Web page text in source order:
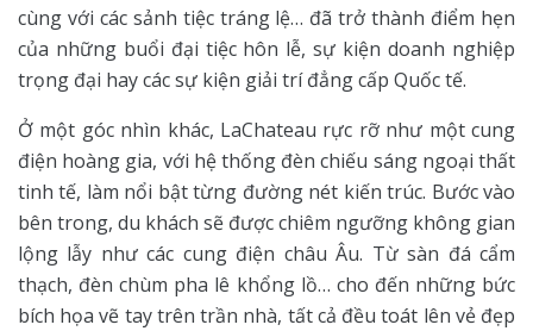
cùng với các sảnh tiệc tráng lệ… đã trở thành điểm hẹn
của những buổi đại tiệc hôn lễ, sự kiện doanh nghiệp
trọng đại hay các sự kiện giải trí đẳng cấp Quốc tế.
Ở một góc nhìn khác, LaChateau rực rỡ như một cung
điện hoàng gia, với hệ thống đèn chiếu sáng ngoại thất
tinh tế, làm nổi bật từng đường nét kiến trúc. Bước vào
bên trong, du khách sẽ được chiêm ngưỡng không gian
lộng lẫy như các cung điện châu Âu. Từ sàn đá cẩm
thạch, đèn chùm pha lê khổng lồ… cho đến những bức
bích họa vẽ tay trên trần nhà, tất cả đều toát lên vẻ đẹp